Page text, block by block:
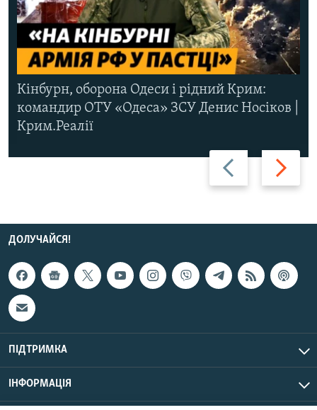
Назад Вперед
Кінбурн, оборона Одеси і рідний Крим:
командир ОТУ «Одеса» ЗСУ Денис Носіков |
Крим.Реалії
ДОЛУЧАЙСЯ!
ПІДТРИМКА
ІНФОРМАЦІЯ